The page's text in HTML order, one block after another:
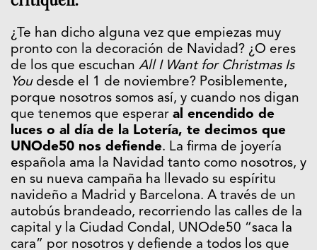
¿Te han dicho alguna vez que empiezas muy
pronto con la decoración de Navidad? ¿O eres
de los que escuchan All I Want for Christmas Is
Youdesde el 1 de noviembre? Posiblemente,
porque nosotros somos así, y cuando nos digan
que tenemos que esperar al encendido de
luces o al día de la Lotería, te decimos que
UNOde50 nos defiende. La firma de joyería
española ama la Navidad tanto como nosotros, y
en su nueva campaña ha llevado su espíritu
navideño a Madrid y Barcelona. A través de un
autobús brandeado, recorriendo las calles de la
capital y la Ciudad Condal, UNOde50 “saca la
cara” por nosotros y defiende a todos los que